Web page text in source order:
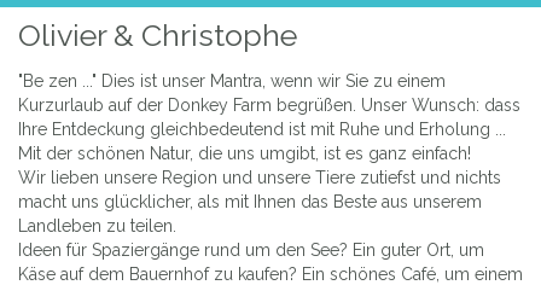
Olivier & Christophe
"Be zen ..." Dies ist unser Mantra, wenn wir Sie zu einem
Kurzurlaub auf der Donkey Farm begrüßen. Unser Wunsch: dass
Ihre Entdeckung gleichbedeutend ist mit Ruhe und Erholung ...
Mit der schönen Natur, die uns umgibt, ist es ganz einfach!
Wir lieben unsere Region und unsere Tiere zutiefst und nichts
macht uns glücklicher, als mit Ihnen das Beste aus unserem
Landleben zu teilen.
Ideen für Spaziergänge rund um den See? Ein guter Ort, um
Käse auf dem Bauernhof zu kaufen? Ein schönes Café, um einem